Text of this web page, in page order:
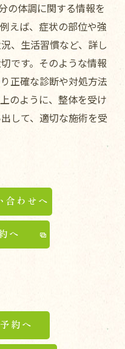
の体調に関する情報を
えば、症状の部位や強
、生活習慣など、詳し
です。そのような情報
正確な診断や対処方法
のように、整体を受け
して、適切な施術を受
合わせへ
へ
約へ